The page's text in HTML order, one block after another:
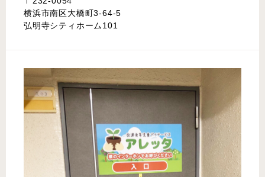
横浜市南区大橋町3-64-5
弘明寺シティホーム101